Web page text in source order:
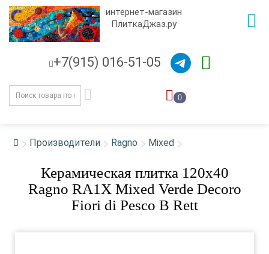
интернет-магазин
ПлиткаДжаз.ру
+7(915) 016-51-05
0
Производители Ragno Mixed
Керамическая плитка 120x40
Ragno RA1X Mixed Verde Decoro
Fiori di Pesco B Rett